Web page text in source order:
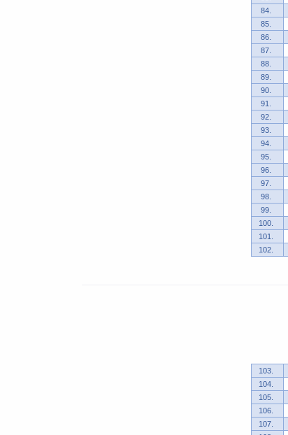
84.
85.
86.
87.
88.
89.
90.
91.
92.
93.
94.
95.
96.
97.
98.
99.
100.
101.
102.
103.
104.
105.
106.
107.